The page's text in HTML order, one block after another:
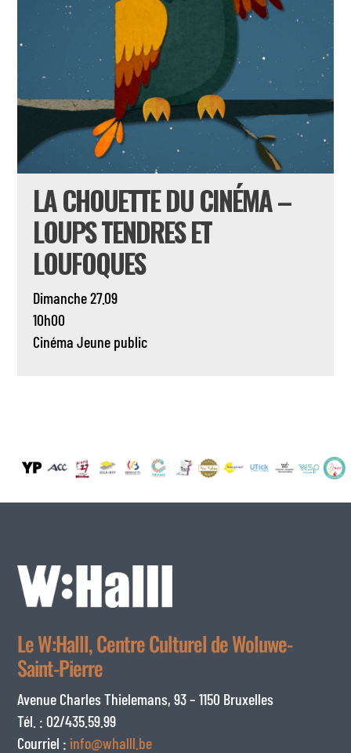
LA CHOUETTE DU CINÉMA –
LOUPS TENDRES ET
LOUFOQUES
Dimanche 27.09
10h00
Cinéma Jeune public
Le W:Halll, Centre Culturel de Woluwe-
Saint-Pierre
Avenue Charles Thielemans, 93 – 1150 Bruxelles
Tél. : 02/435.59.99
Courriel : info@whalll.be